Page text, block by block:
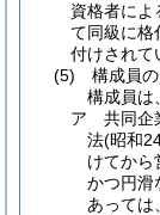
資格者によ
て同級に格
付けされて
(5) 構成員の
構成員は
ア 共同企
法(昭和
けてから
かつ円滑
あっては